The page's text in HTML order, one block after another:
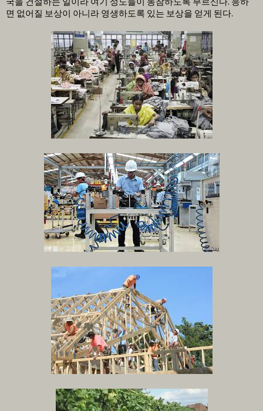
국을 건설하는 일이라 여기 성도들이 동참하도록 부르신다. 응하
면 없어질 보상이 아니라 영생하도록 있는 보상을 얻게 된다.